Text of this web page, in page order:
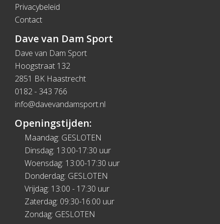
Privacybeleid
Contact
Dave van Dam Sport
Dave van Dam Sport
Hoogstraat 132
2851 BK Haastrecht
0182 - 343 766
info@davevandamsport.nl
Openingstijden:
Maandag: GESLOTEN
Dinsdag: 13:00-17:30 uur
Woensdag: 13:00-17:30 uur
Donderdag: GESLOTEN
Vrijdag: 13:00 - 17:30 uur
Zaterdag: 09:30-16:00 uur
Zondag: GESLOTEN